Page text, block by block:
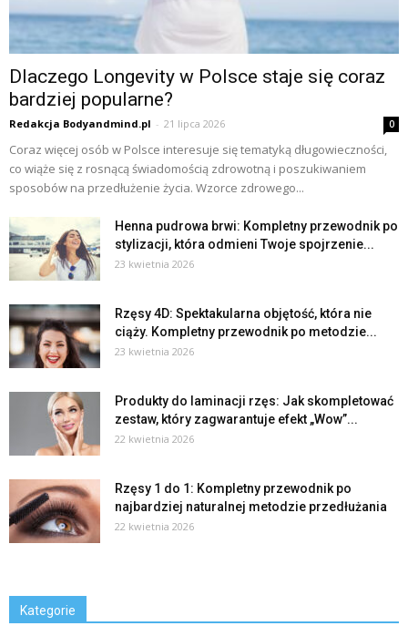
Dlaczego Longevity w Polsce staje się coraz
bardziej popularne?
Redakcja Bodyandmind.pl - 21 lipca 2026 0
Coraz więcej osób w Polsce interesuje się tematyką długowieczności,
co wiąże się z rosnącą świadomością zdrowotną i poszukiwaniem
sposobów na przedłużenie życia. Wzorce zdrowego...
Henna pudrowa brwi: Kompletny przewodnik po
stylizacji, która odmieni Twoje spojrzenie...
23 kwietnia 2026
Rzęsy 4D: Spektakularna objętość, która nie
ciąży. Kompletny przewodnik po metodzie...
23 kwietnia 2026
Produkty do laminacji rzęs: Jak skompletować
zestaw, który zagwarantuje efekt „Wow”...
22 kwietnia 2026
Rzęsy 1 do 1: Kompletny przewodnik po
najbardziej naturalnej metodzie przedłużania
22 kwietnia 2026
Kategorie